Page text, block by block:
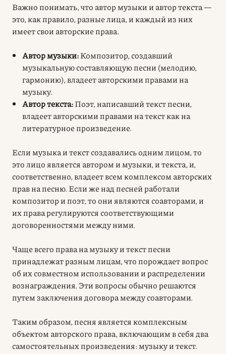
Важно понимать, что автор музыки и автор текста —
это, как правило, разные лица, и каждый из них
имеет свои авторские права.
Автор музыки:Композитор, создавший
музыкальную составляющую песни (мелодию,
гармонию), владеет авторскими правами на
музыку.
Автор текста:Поэт, написавший текст песни,
владеет авторскими правами на текст как на
литературное произведение.
Если музыка и текст создавались одним лицом, то
это лицо является автором и музыки, и текста, и,
соответственно, владеет всем комплексом авторских
прав на песню. Если же над песней работали
композитор и поэт, то они являются соавторами, и
их права регулируются соответствующими
договоренностями между ними.
Чаще всего права на музыку и текст песни
принадлежат разным лицам, что порождает вопрос
об их совместном использовании и распределении
вознаграждения. Эти вопросы обычно решаются
путем заключения договора между соавторами.
Таким образом, песня является комплексным
объектом авторского права, включающим в себя два
самостоятельных произведения: музыку и текст.